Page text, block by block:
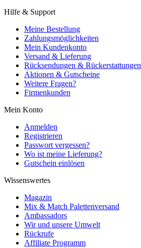
Hilfe & Support
Meine Bestellung
Zahlungsmöglichkeiten
Mein Kundenkonto
Versand & Lieferung
Rücksendungen & Rückerstattungen
Aktionen & Gutscheine
Weitere Fragen?
Firmenkunden
Mein Konto
Anmelden
Registrieren
Passwort vergessen?
Wo ist meine Lieferung?
Gutschein einlösen
Wissenswertes
Magazin
Mix & Match Palettenversand
Ambassadors
Wir und unsere Umwelt
Rückrufe
Affiliate Programm